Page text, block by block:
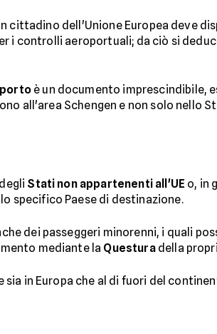
cittadino dell'Unione Europea deve
i controlli aeroportuali; da ciò si
è un documento imprescindibile,
all'area Schengen e non solo nello
Stati non appartenenti all'UE o, in
specifico Paese di destinazione.
dei passeggeri minorenni, i quali
mediante la Questuradella
sia in Europa che al di fuori del